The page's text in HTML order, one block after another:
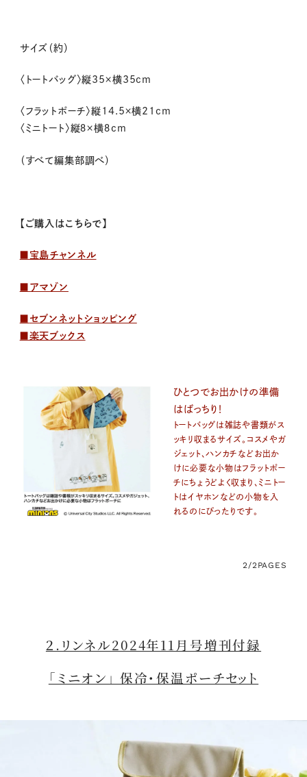
サイズ（約）
〈トートバッグ〉縦35×横35cm
〈フラットポーチ〉縦14.5×横21cm
〈ミニトート〉縦８×横８cm
（すべて編集部調べ）
【ご購入はこちらで】
■宝島チャンネル
■アマゾン
セブンネットショッピング
■楽天ブックス
ひとつでお出かけの準備
はばっちり！
トートバッグは雑誌や書類がス
ッキリ収まるサイズ。コスメやガ
ジェット、ハンカチなどお出か
けに必要な小物はフラットポー
チにちょうどよく収まり、ミニトー
トはイヤホンなどの小物を入
れるのにぴったりです。
2/2 PAGES
２.リンネル2024年11月号増刊付録
「ミニオン」 保冷・保温ポーチセット